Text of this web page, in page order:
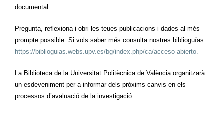
documental…
Pregunta, reflexiona i obri les teues publicacions i dades al més
prompte possible. Si vols saber més consulta nostres biblioguías:
https://biblioguias.webs.upv.es/bg/index.php/ca/acceso-abierto.
La Biblioteca de la Universitat Politècnica de València organitzarà
un esdeveniment per a informar dels pròxims canvis en els
processos d’avaluació de la investigació.